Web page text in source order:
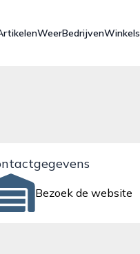
WeerBedrijvenWinkels
Bezoek de website